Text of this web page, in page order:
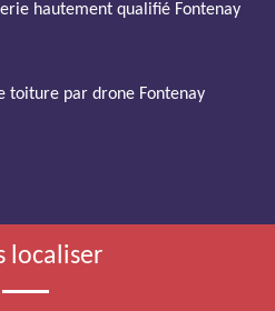
hautement qualifié Fontenay
toiture par drone Fontenay
localiser